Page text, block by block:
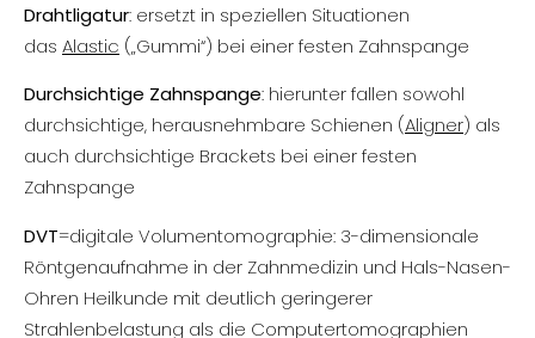
Drahtligatur: ersetzt in speziellen Situationen
das Alastic („Gummi“) bei einer festen Zahnspange
Durchsichtige Zahnspange: hierunter fallen sowohl
durchsichtige, herausnehmbare Schienen (Aligner) als
auch durchsichtige Brackets bei einer festen
Zahnspange
DVT=digitale Volumentomographie: 3-dimensionale
Röntgenaufnahme in der Zahnmedizin und Hals-Nasen-
Ohren Heilkunde mit deutlich geringerer
Strahlenbelastung als die Computertomographien